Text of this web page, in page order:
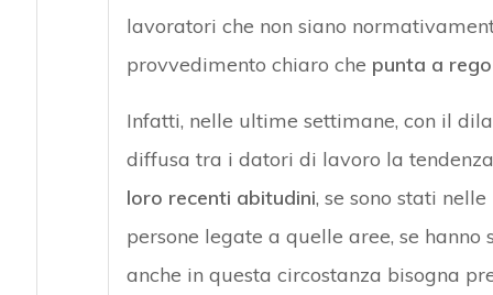
lavoratori che non siano
provvedimento chiaro che punta a
Infatti, nelle ultime settimane, con il
diffusa tra i datori di lavoro la
loro recenti abitudini, se sono stati
persone legate a quelle aree, se
anche in questa circostanza bisogna